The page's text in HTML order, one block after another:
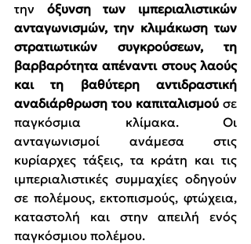
την όξυνση των ιμπεριαλιστικών
ανταγωνισμών, την κλιμάκωση των
στρατιωτικών συγκρούσεων, τη
βαρβαρότητα απέναντι στους λαούς
και τη βαθύτερη αντιδραστική
αναδιάρθρωση του καπιταλισμού σε
παγκόσμια κλίμακα. Οι
ανταγωνισμοί ανάμεσα στις
κυρίαρχες τάξεις, τα κράτη και τις
ιμπεριαλιστικές συμμαχίες οδηγούν
σε πολέμους, εκτοπισμούς, φτώχεια,
καταστολή και στην απειλή ενός
παγκόσμιου πολέμου.